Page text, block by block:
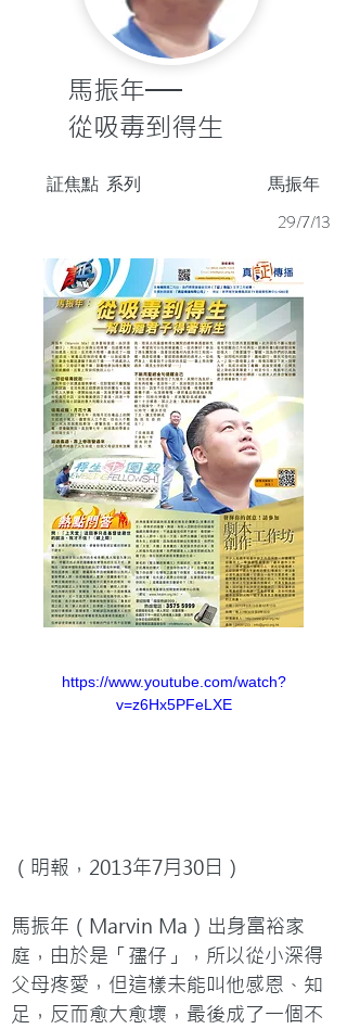
馬振年──
從吸毒到得生
馬振年
証焦點 系列
29/7/13
https://www.youtube.com/watch?
v=z6Hx5PFeLXE
（明報，2013年7月30日）
馬振年（Marvin Ma）出身富裕家
庭，由於是「孻仔」，所以從小深得
父母疼愛，但這樣未能叫他感恩、知
足，反而愈大愈壞，最後成了一個不